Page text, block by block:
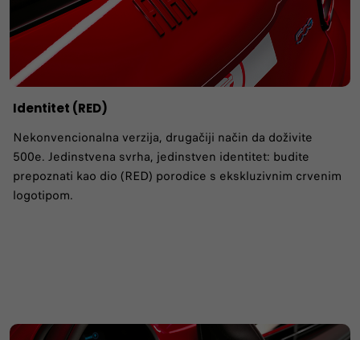
Identitet (RED)
Nekonvencionalna verzija, drugačiji način da doživite
500e. Jedinstvena svrha, jedinstven identitet: budite
prepoznati kao dio (RED) porodice s ekskluzivnim crvenim
logotipom.